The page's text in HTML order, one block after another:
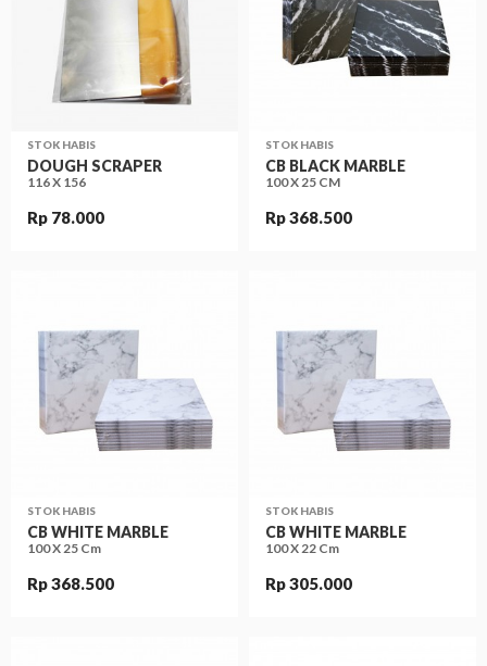
STOK HABIS
DOUGH SCRAPER
116 X 156
Rp 78.000
STOK HABIS
CB BLACK MARBLE
100 X 25 CM
Rp 368.500
STOK HABIS
CB WHITE MARBLE
100 X 25 Cm
Rp 368.500
STOK HABIS
CB WHITE MARBLE
100 X 22 Cm
Rp 305.000